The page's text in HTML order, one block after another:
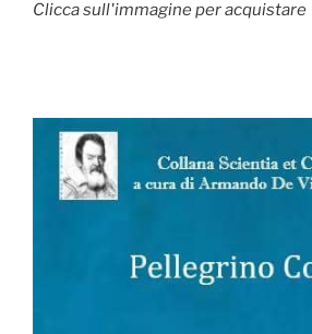
Clicca sull'immagine per acquistare